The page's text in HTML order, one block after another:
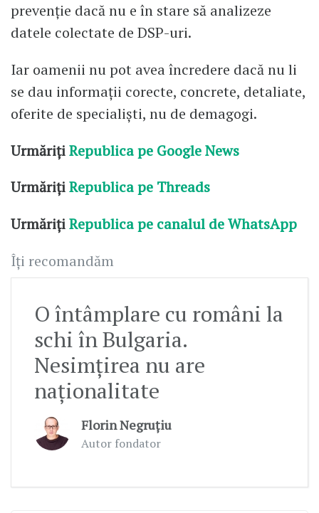
prevenție dacă nu e în stare să analizeze
datele colectate de DSP-uri.
Iar oamenii nu pot avea încredere dacă nu li
se dau informații corecte, concrete, detaliate,
oferite de specialiști, nu de demagogi.
UrmărițiRepublica pe Google News
UrmărițiRepublica pe Threads
UrmărițiRepublica pe canalul de WhatsApp
Îți recomandăm
O întâmplare cu români la
schi în Bulgaria.
Nesimțirea nu are
naționalitate
Florin Negruțiu
Autor fondator